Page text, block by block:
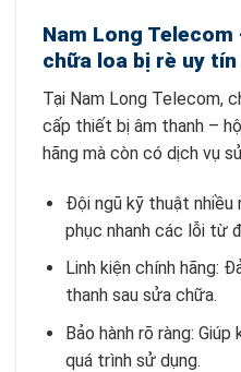
Nam Long
chữa loa bị rè uy tín
Tại Nam Long Telecom,
cấp thiết bị âm thanh –
hãng mà còn có dịch vụ
Đội ngũ kỹ thuật nhiều
phục nhanh các lỗi từ
Linh kiện chính hãng:
thanh sau sửa chữa.
Bảo hành rõ ràng:
quá trình sử dụng.